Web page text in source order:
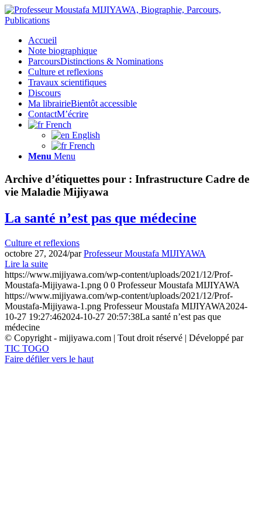
Accueil
Note biographique
ParcoursDistinctions & Nominations
Culture et reflexions
Travaux scientifiques
Discours
Ma librairieBientôt accessible
ContactM’écrire
French
English
French
Menu Menu
Archive d’étiquettes pour : Infrastructure Cadre de
vie Maladie Mijiyawa
La santé n’est pas que médecine
Culture et reflexions
octobre 27, 2024/parProfesseur Moustafa MIJIYAWA
Lire la suite
https://www.mijiyawa.com/wp-content/uploads/2021/12/Prof-
Moustafa-Mijiyawa-1.png 0 0 Professeur Moustafa MIJIYAWA
https://www.mijiyawa.com/wp-content/uploads/2021/12/Prof-
Moustafa-Mijiyawa-1.png Professeur Moustafa MIJIYAWA2024-
10-27 19:27:462024-10-27 20:57:38La santé n’est pas que
médecine
© Copyright - mijiyawa.com | Tout droit réservé | Développé par
TIC TOGO
Faire défiler vers le haut